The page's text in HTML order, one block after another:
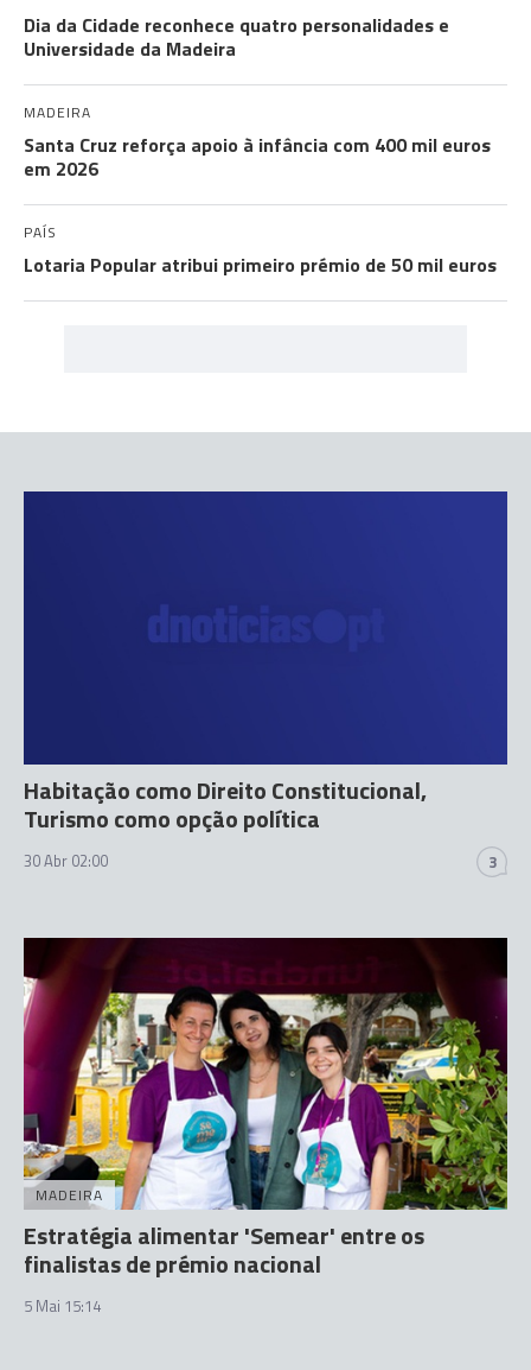
Dia da Cidade reconhece quatro personalidades e
Universidade da Madeira
MADEIRA
Santa Cruz reforça apoio à infância com 400 mil euros
em 2026
PAÍS
Lotaria Popular atribui primeiro prémio de 50 mil euros
Habitação como Direito Constitucional,
Turismo como opção política
30 Abr 02:00 3
MADEIRA
Estratégia alimentar 'Semear' entre os
finalistas de prémio nacional
5 Mai 15:14